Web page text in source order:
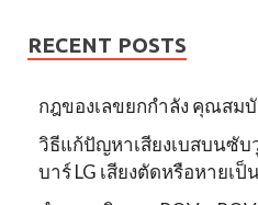
RECENT POSTS
กฎของเลขยกกำลัง คุณสม
วิธีแก้ปัญหาเสียงเบสบนซับ
บาร์ LG เสียงตัดหรือหายเป็